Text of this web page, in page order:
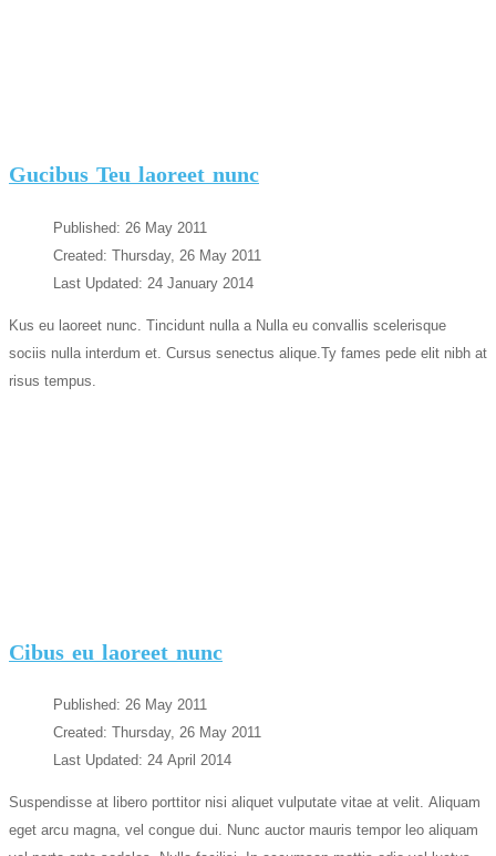
Gucibus Teu laoreet nunc
Published: 26 May 2011
Created: Thursday, 26 May 2011
Last Updated: 24 January 2014
Kus eu laoreet nunc. Tincidunt nulla a Nulla eu convallis scelerisque
sociis nulla interdum et. Cursus senectus alique.Ty fames pede elit nibh at
risus tempus.
Cibus eu laoreet nunc
Published: 26 May 2011
Created: Thursday, 26 May 2011
Last Updated: 24 April 2014
Suspendisse at libero porttitor nisi aliquet vulputate vitae at velit. Aliquam
eget arcu magna, vel congue dui. Nunc auctor mauris tempor leo aliquam